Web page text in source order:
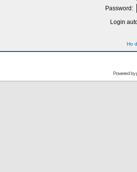
Password:
Login
Ho
Powered by